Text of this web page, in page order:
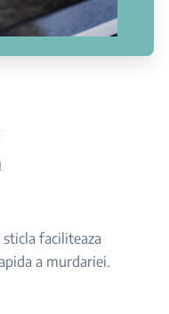
faciliteaza
a murdariei.